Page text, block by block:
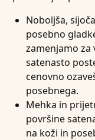
Noboljša,
posebno
zamenjamo za
satenasto
cenovno
posebnega.
Mehka in
površine
na koži in